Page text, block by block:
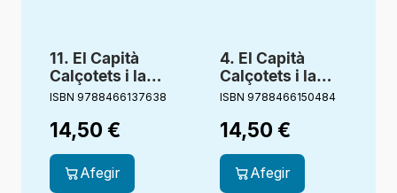
11. El Capità
Calçotets i la
bàrbara
Vàter Turbo
2000
ISBN 9788466137638
14,50 €
Afegir
4. El Capità
Calçotets i la
terrible trama del
Tirapets
ISBN 9788466150484
14,50 €
Afegir